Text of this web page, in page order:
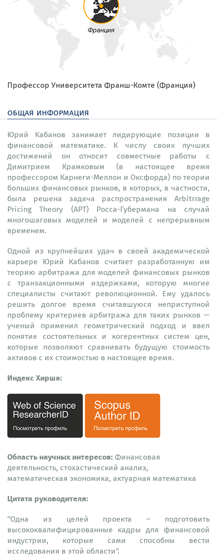
Профессор Университета Франш-Комте (Франция)
общая информация
Юрий Кабанов занимает лидирующие позиции в
финансовой математике. К числу своих лучших
достижений он относит совместные работы с
Димитрием Крамковым (в настоящее время
профессором Карнеги-Меллон и Оксфорда) по теории
больших финансовых рынков, в которых, в частности,
была решена задача распространения Arbitrrage
Pricing Theory (APT) Росса-Губермана на случай
многошаговых моделей и моделей с непрерывным
временем.
Одной из крупнейших удач в своей академической
карьере Юрий Кабанов считает разработанную им
теорию арбитража для моделей финансовых рынков
с транзакционными издержками, которую многие
специалисты считают революционной. Ему удалось
решить долгое время считавшуюся неприступной
проблему критериев арбитража для таких рынков —
ученый применил геометрический подход и ввел
понятие состоятельных и когерентных систем цен,
которые позволяют сравнивать будущую стоимость
активов с их стоимостью в настоящее время.
Индекс Хирша:
Область научных интересов:Финансовая
деятельность, стохастический анализ,
математическая экономика, актуарная математика
Цитата руководителя:
"Одна из целей проекта – подготовить
высококвалифицированные кадры для финансовой
индустрии, которые сами способны вести
исследования в этой области".